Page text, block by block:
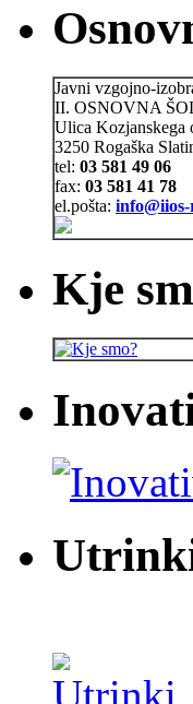
Javni vzgojno-
II. OSNOVNA
Ulica Kozjanskega
3250 Rogaška
tel: 03 581 49 06
fax: 03 581 41 78
el.pošta:
Kje